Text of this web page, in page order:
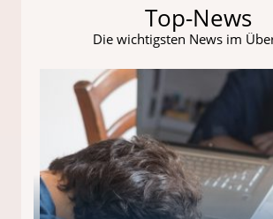
Top-News
Die wichtigsten News im